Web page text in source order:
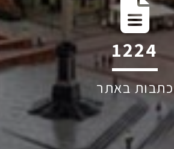
1884
כתבות באתר